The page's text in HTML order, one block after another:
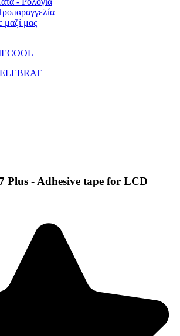
μαζί μας
Plus - Adhesive tape for LCD